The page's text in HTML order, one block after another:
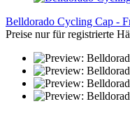
Belldorado Cycling Cap -
Preise nur für registrierte